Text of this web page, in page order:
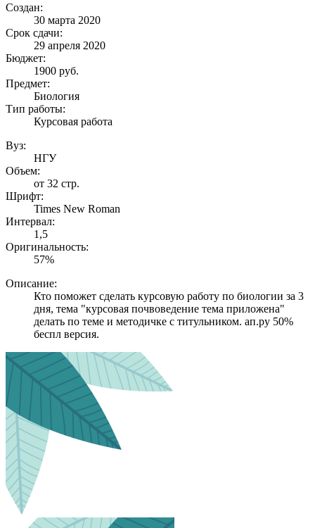
Создан:
30 марта 2020
Срок сдачи:
29 апреля 2020
Бюджет:
1900 руб.
Предмет:
Биология
Тип работы:
Курсовая работа
Вуз:
НГУ
Объем:
от 32 стр.
Шрифт:
Times New Roman
Интервал:
1,5
Оригинальность:
57%
Описание:
Кто поможет сделать курсовую работу по биологии за 3
дня, тема "курсовая почвоведение тема приложена"
делать по теме и методичке с титульником. ап.ру 50%
беспл версия.